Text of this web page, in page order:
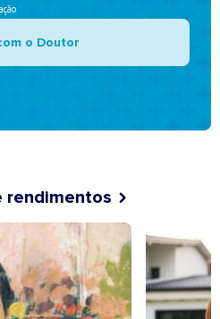
o Doutor
rendimentos